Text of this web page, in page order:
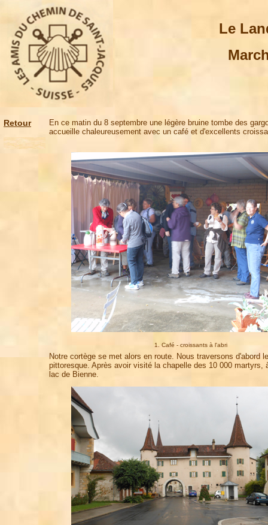
Le
Retour
En ce matin du 8 septembre une légère bruine tombe des
accueille chaleureusement avec un café et d'excellents
1. Café - croissants à l'abri
Notre cortège se met alors en route. Nous traversons d'abord
pittoresque. Après avoir visité la chapelle des 10 000
lac de Bienne.